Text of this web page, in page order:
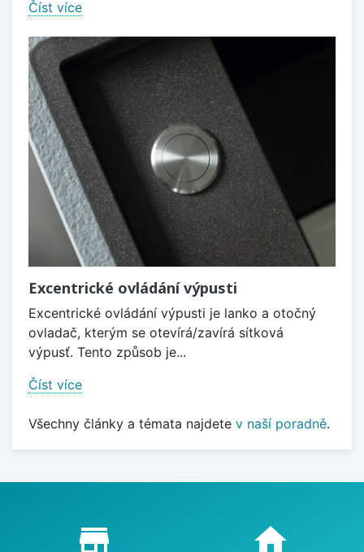
Číst více
Excentrické ovládání výpusti
Excentrické ovládání výpusti je lanko a otočný
ovladač, kterým se otevírá/zavírá sítková
výpusť. Tento způsob je...
Číst více
Všechny články a témata najdete v naší poradně.
Proč nakupovat u nás?
store_mall_directory home